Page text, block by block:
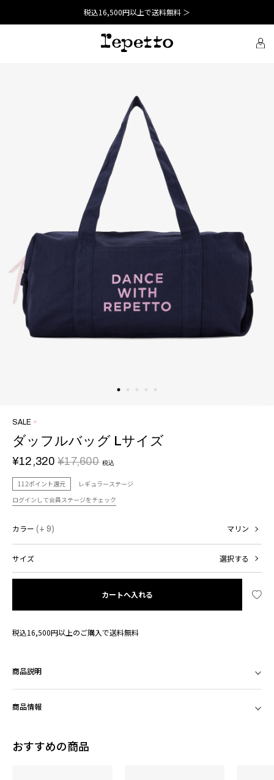
税込16,500円以上で送料無料 ＞
SALE
ダッフルバッグ Lサイズ
¥12,320 ¥17,600 税込
112ポイント還元
レギュラーステージ
ログインして会員ステージをチェック
カラー (+ 9) マリン
サイズ 選択する
カートへ入れる
税込16,500円以上のご購入で送料無料
商品説明
商品情報
おすすめの商品